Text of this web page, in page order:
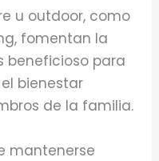
u outdoor, como
fomentan la
beneficioso para
bienestar
de la familia.
mantenerse